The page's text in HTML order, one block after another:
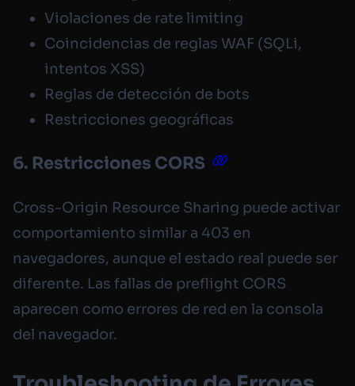
Violaciones de rate limiting
Coincidencias de reglas WAF (SQLi,
intentos XSS)
Reglas de detección de bots
Restricciones geográficas
6. Restricciones CORS
Cross-Origin Resource Sharing puede activar
comportamiento similar a 403 en
navegadores, aunque el estado real puede ser
diferente. Las fallas de preflight CORS
aparecen como errores de red en la consola
del navegador.